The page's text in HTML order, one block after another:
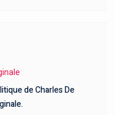
de Charles De